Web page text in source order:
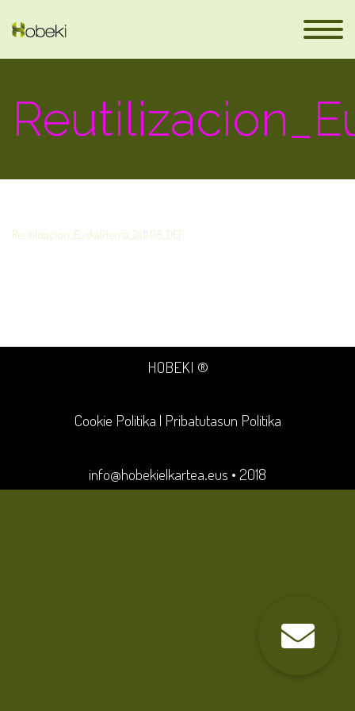
Reutilizacion_EuskalHerria_24.11.08_DEF
HOBEKI ®
Cookie Politika | Pribatutasun Politika
info@hobekielkartea.eus • 2018